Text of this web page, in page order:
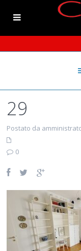
29
Postato da
0